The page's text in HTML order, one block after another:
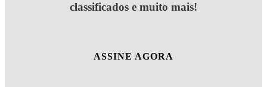
classificados e muito mais!
ASSINE AGORA